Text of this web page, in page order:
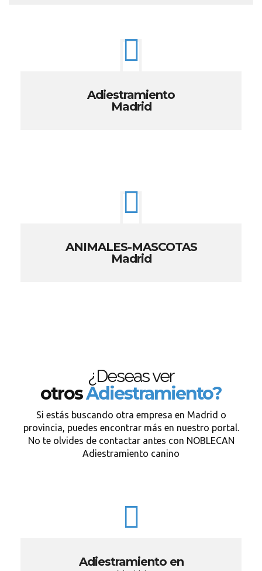
Adiestramiento
Madrid
ANIMALES-MASCOTAS
Madrid
¿Deseas ver
otrosAdiestramiento?
Si estás buscando otra empresa en Madrid o
provincia, puedes encontrar más en nuestro portal.
No te olvides de contactar antes con NOBLECAN
Adiestramiento canino
Adiestramiento en